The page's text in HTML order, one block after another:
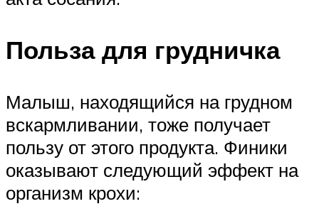
Польза для грудничка
Малыш, находящийся на грудном
вскармливании, тоже получает
пользу от этого продукта. Финики
оказывают следующий эффект на
организм крохи: